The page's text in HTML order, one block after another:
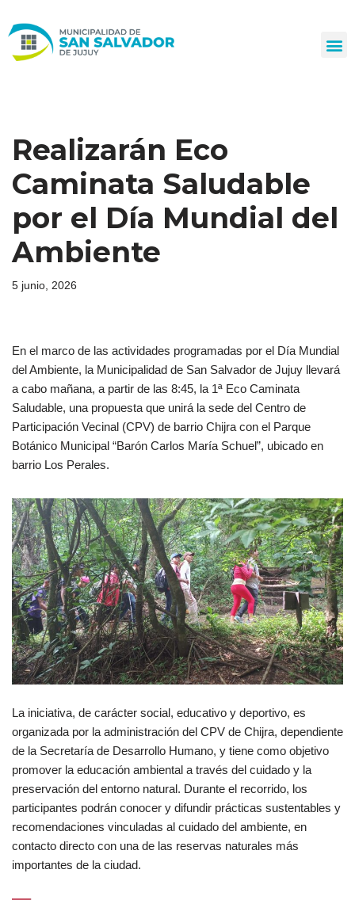
al
Realizarán Eco
Caminata Saludable
por el Día Mundial del
Ambiente
5 junio, 2026
En el marco de las actividades programadas por el Día Mundial
del Ambiente, la Municipalidad de San Salvador de Jujuy llevará
a cabo mañana, a partir de las 8:45, la 1ª Eco Caminata
Saludable, una propuesta que unirá la sede del Centro de
Participación Vecinal (CPV) de barrio Chijra con el Parque
Botánico Municipal “Barón Carlos María Schuel”, ubicado en
barrio Los Perales.
La iniciativa, de carácter social, educativo y deportivo, es
organizada por la administración del CPV de Chijra, dependiente
de la Secretaría de Desarrollo Humano, y tiene como objetivo
promover la educación ambiental a través del cuidado y la
preservación del entorno natural. Durante el recorrido, los
participantes podrán conocer y difundir prácticas sustentables y
recomendaciones vinculadas al cuidado del ambiente, en
contacto directo con una de las reservas naturales más
importantes de la ciudad.